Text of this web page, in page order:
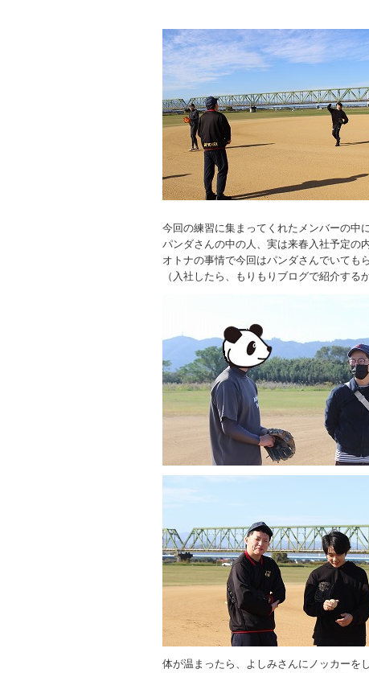
今回の練習に集まってくれたメンバーの中
パンダさんの中の人、実は来春入社予定の
オトナの事情で今回はパンダさんでいても
（入社したら、もりもりブログで紹介する
体が温まったら、よしみさんにノッカーを